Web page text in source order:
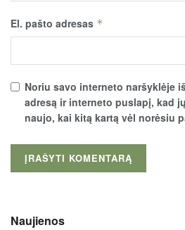
El. pašto adresas *
Noriu savo interneto naršyklėje
adresą ir interneto puslapį, kad
naujo, kai kitą kartą vėl norėsiu
Naujienos